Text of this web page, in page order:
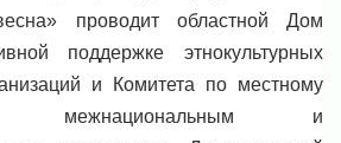
проводит областной Дом
поддержке этнокультурных
и Комитета по местному
межнациональным и